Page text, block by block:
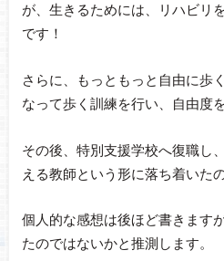
が、生きるためには、リハビリ
です！
さらに、もっともっと自由に歩
なって歩く訓練を行い、自由度
その後、特別支援学校へ復職し
える教師という形に落ち着いたの
個人的な感想は後ほど書きます
たのではないかと推測します。